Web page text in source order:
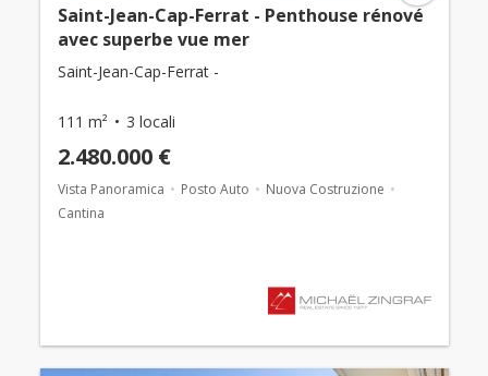
Saint-Jean-Cap-Ferrat - Penthouse rénové
avec superbe vue mer
Saint-Jean-Cap-Ferrat -
111 m² 3 locali
2.480.000 €
Vista Panoramica Posto Auto
Nuova Costruzione
Cantina